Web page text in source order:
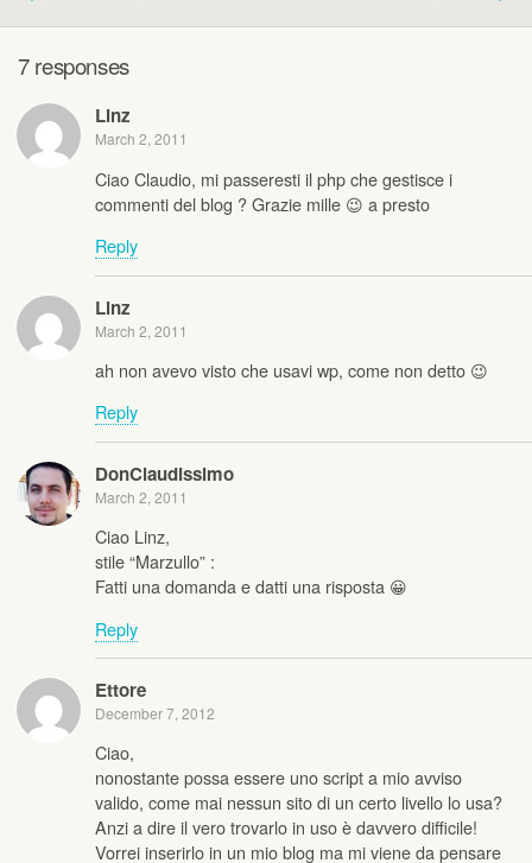
7 responses
Linz
March 2, 2011
Ciao Claudio, mi passeresti il php che gestisce i
commenti del blog ? Grazie mille 😉 a presto
Reply
Linz
March 2, 2011
ah non avevo visto che usavi wp, come non detto 😉
Reply
DonClaudissimo
March 2, 2011
Ciao Linz,
stile “Marzullo” :
Fatti una domanda e datti una risposta 😀
Reply
Ettore
December 7, 2012
Ciao,
nonostante possa essere uno script a mio avviso
valido, come mai nessun sito di un certo livello lo usa?
Anzi a dire il vero trovarlo in uso è davvero difficile!
Vorrei inserirlo in un mio blog ma mi viene da pensare